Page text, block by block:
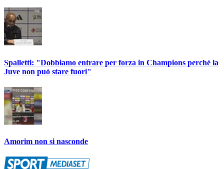
Spalletti: "Dobbiamo entrare per forza in Champions perché la
Juve non può stare fuori"
Amorim non si nasconde